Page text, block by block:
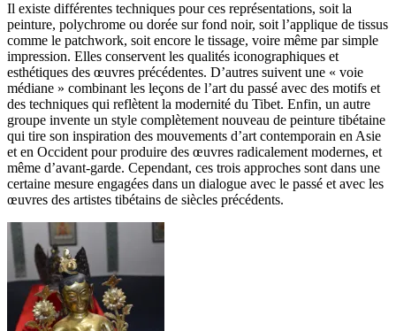
Il existe différentes techniques pour ces représentations, soit la
peinture, polychrome ou dorée sur fond noir, soit l’applique de tissus
comme le patchwork, soit encore le tissage, voire même par simple
impression. Elles conservent les qualités iconographiques et
esthétiques des œuvres précédentes. D’autres suivent une « voie
médiane » combinant les leçons de l’art du passé avec des motifs et
des techniques qui reflètent la modernité du Tibet. Enfin, un autre
groupe invente un style complètement nouveau de peinture tibétaine
qui tire son inspiration des mouvements d’art contemporain en Asie
et en Occident pour produire des œuvres radicalement modernes, et
même d’avant-garde. Cependant, ces trois approches sont dans une
certaine mesure engagées dans un dialogue avec le passé et avec les
œuvres des artistes tibétains de siècles précédents.